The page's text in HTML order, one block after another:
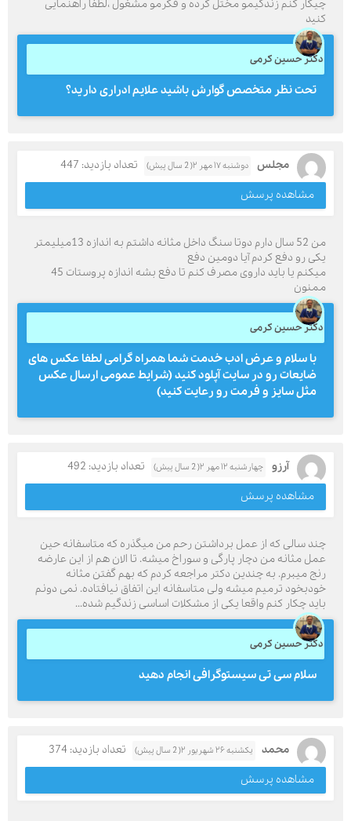
چیکار کنم زندگیمو مختل کرده و فکرمو مشغول ،لطفا راهنمایی
کنید
دکتر حسین کرمی
تحت نظر متخصص گوارش باشید علایم ادراری دارید؟
مجلس دوشنبه ۱۷ مهر ۲( 2 سال پیش)
تعداد بازدید: 447
مشاهده پرسش
من 52 سال دارم دوتا سنگ داخل مثانه داشتم به اندازه 13میلیمتر
یکی رو دفع کردم آيا دومین دفع
میکنم یا باید داروی مصرف کنم تا دفع بشه اندازه پروستات 45
ممنون
دکتر حسین کرمی
با سلام و عرض ادب خدمت شما همراه گرامی لطفا عکس های
ضایعات رو در سایت آپلود کنید (شرایط عمومی ارسال عکس
مثل سایز و فرمت رو رعایت کنید)
آرزو چهارشنبه ۱۲ مهر ۲( 2 سال پیش)
تعداد بازدید: 492
مشاهده پرسش
چند سالی که از عمل برداشتن رحم من میگذره که متاسفانه حین
عمل مثانه من دچار پارگی و سوراخ میشه. تا الان هم از این عارضه
رنج میبرم. به چندین دکتر مراجعه کردم که بهم گفتن مثانه
خودبخود ترمیم میشه ولی متاسفانه این اتفاق نیافتاده. نمی دونم
باید چکار کنم واقعا یکی از مشکلات اساسی زندگیم شده...
دکتر حسین کرمی
سلام سی تی سیستوگرافی انجام دهید
محمد یکشنبه ۲۶ شهریور ۲( 2 سال پیش)
تعداد بازدید: 374
مشاهده پرسش